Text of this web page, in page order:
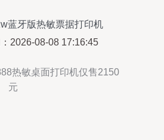
蓝牙版热敏票据打印机
2026-08-08 17:16:45